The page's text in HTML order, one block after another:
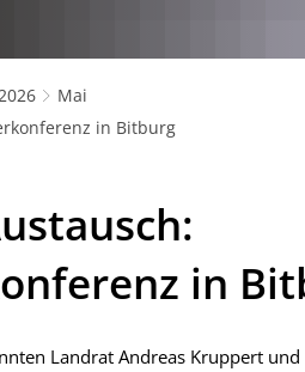
Mai
in Bitburg
in
Landrat Andreas Kruppert und